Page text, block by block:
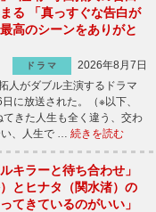
る 「真っすぐな告白が
高のシーンをありがと
ドラマ
2026年8月7日
人がダブル主演するドラマ
に放送された。（※以下、
きた人生も全く違う、交わ
、人生で … 続きを読む
キラーと待ち合わせ」
）とヒナタ（関水渚）の
てきているのがいい」